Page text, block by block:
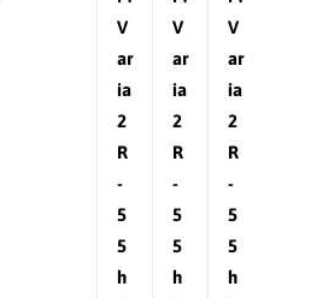
V
ar
ia
2
R
-
5
5
h
V
ar
ia
2
R
-
5
5
h
V
ar
ia
2
R
-
5
5
h